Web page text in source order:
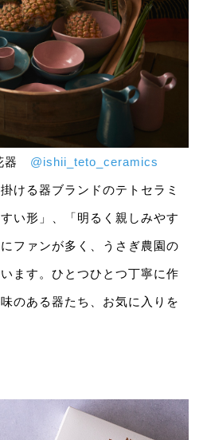
器 @ishii_teto_ceramics
ける器ブランドのテトセラミ
い形」、「明るく親しみやす
ファンが多く、うさぎ農園の
ます。ひとつひとつ丁寧に作
のある器たち、お気に入りを